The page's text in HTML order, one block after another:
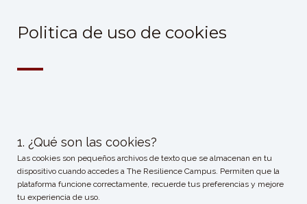
Politica de uso de cookies
—
1. ¿Qué son las cookies?
Las cookies son pequeños archivos de texto que se almacenan en tu
dispositivo cuando accedes a The Resilience Campus. Permiten que la
plataforma funcione correctamente, recuerde tus preferencias y mejore
tu experiencia de uso.